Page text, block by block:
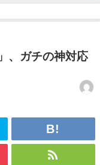
、次の事務所が決まって
のニュース・情報・話題
美さん、師匠オードリー若
。】
紙の櫻坂46さん、多様性
ラリ。こういう偶然の方
1st写真集の先行カット、
、ガチの神対応